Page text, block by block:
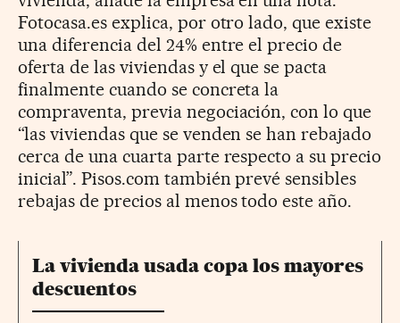
Fotocasa.es explica, por otro lado, que existe
una diferencia del 24% entre el precio de
oferta de las viviendas y el que se pacta
finalmente cuando se concreta la
compraventa, previa negociación, con lo que
“las viviendas que se venden se han rebajado
cerca de una cuarta parte respecto a su precio
inicial”. Pisos.com también prevé sensibles
rebajas de precios al menos todo este año.
La vivienda usada copa los mayores
descuentos